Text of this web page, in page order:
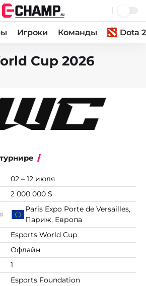
Игроки Команды Dota 2
Cup 2026
02 – 12 июля
2 000 000 $
Paris Expo Porte de Versailles,
Париж, Европа
Esports World Cup
Офлайн
1
Esports Foundation